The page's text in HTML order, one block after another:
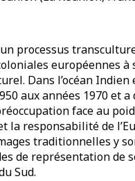
un processus
européennes à
Dans l’océan Indien
aux années 1970 et a
face au
la responsabilité de
traditionnelles y
de représentation de
Sud.